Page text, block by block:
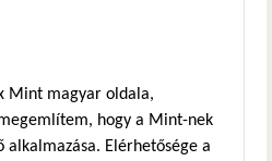
Mint magyar oldala,
hogy a Mint-nek
alkalmazása. Elérhetősége a